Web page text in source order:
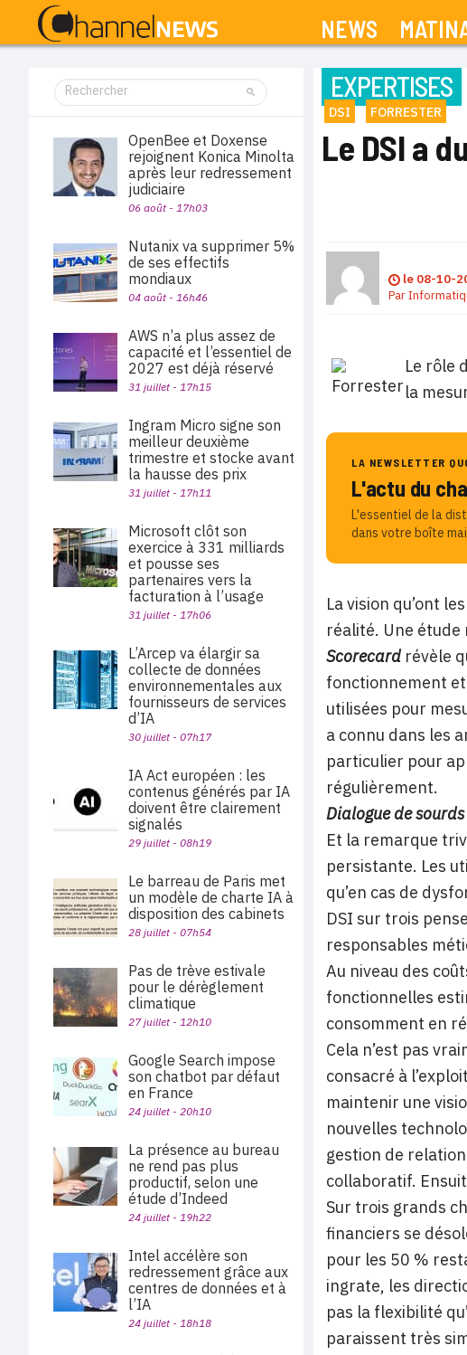
NEWS
EXPERTISES
DSI FORRESTER
Le DSI a
le 08-10-
Par
Le rôle
la
LA NEWSLETTER
L'actu du
L'essentiel de la
dans votre boîte
La vision qu’ont
réalité. Une
Scorecard révèle
fonctionnement
utilisées pour
a connu dans les
particulier pour
régulièrement.
Dialogue de sourds
Et la remarque
persistante. Les
qu’en cas de
DSI sur trois
responsables
Au niveau des
fonctionnelles
consomment en
Cela n’est pas
consacré à
maintenir une
nouvelles
gestion de
collaboratif.
Sur trois grands
financiers se
pour les 50 %
ingrate, les
pas la flexibilité
paraissent très
OpenBee et Doxense
rejoignent Konica Minolta
après leur redressement
judiciaire
06 août - 17h03
Nutanix va supprimer 5%
de ses effectifs
mondiaux
04 août - 16h46
AWS n’a plus assez de
capacité et l’essentiel de
2027 est déjà réservé
31 juillet - 17h15
Ingram Micro signe son
meilleur deuxième
trimestre et stocke avant
la hausse des prix
31 juillet - 17h11
Microsoft clôt son
exercice à 331 milliards
et pousse ses
partenaires vers la
facturation à l’usage
31 juillet - 17h06
L’Arcep va élargir sa
collecte de données
environnementales aux
fournisseurs de services
d’IA
30 juillet - 07h17
IA Act européen : les
contenus générés par IA
doivent être clairement
signalés
29 juillet - 08h19
Le barreau de Paris met
un modèle de charte IA à
disposition des cabinets
28 juillet - 07h54
Pas de trève estivale
pour le dérèglement
climatique
27 juillet - 12h10
Google Search impose
son chatbot par défaut
en France
24 juillet - 20h10
La présence au bureau
ne rend pas plus
productif, selon une
étude d’Indeed
24 juillet - 19h22
Intel accélère son
redressement grâce aux
centres de données et à
l’IA
24 juillet - 18h18